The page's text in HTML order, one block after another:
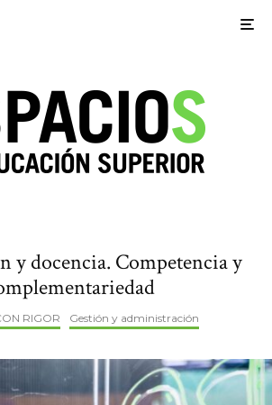
y docencia. Competencia y
RIGOR Gestión y administración